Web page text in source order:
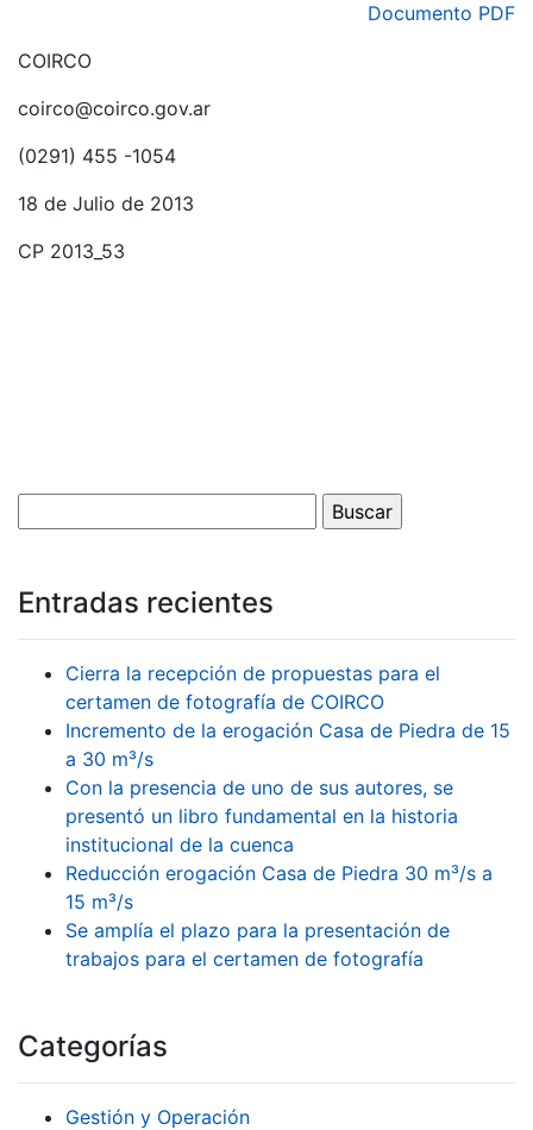
Documento PDF
COIRCO
coirco@coirco.gov.ar
(0291) 455 -1054
18 de Julio de 2013
CP 2013_53
Entradas recientes
Cierra la recepción de propuestas para el
certamen de fotografía de COIRCO
Incremento de la erogación Casa de Piedra de 15
a 30 m³/s
Con la presencia de uno de sus autores, se
presentó un libro fundamental en la historia
institucional de la cuenca
Reducción erogación Casa de Piedra 30 m³/s a
15 m³/s
Se amplía el plazo para la presentación de
trabajos para el certamen de fotografía
Categorías
Gestión y Operación